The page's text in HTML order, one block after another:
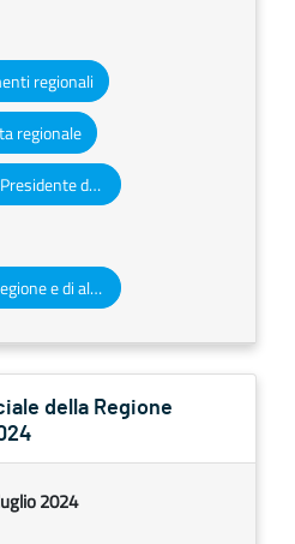
regionali
regionale
Decreti e ordinanze del Presidente della Giunta regionale
Altri atti e avvisi della Regione e di altri enti pubblici che interessano la collettività regionale
della Regione
2024